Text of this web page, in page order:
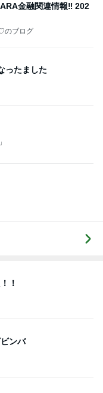
金融関連情報‼️ 202
のブログ
ったました
！
ンバ